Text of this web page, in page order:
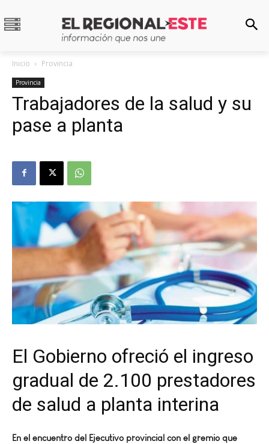
Inicio Provincia
Provincia
Trabajadores de la salud y su
pase a planta
El Gobierno ofreció el ingreso
gradual de 2.100 prestadores
de salud a planta interina
En el encuentro del Ejecutivo provincial con el gremio que